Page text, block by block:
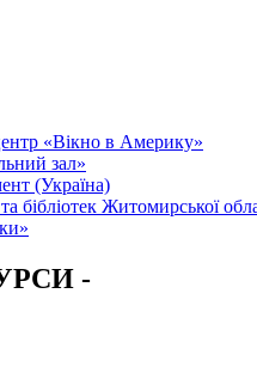
«Вікно в Америку»
зал»
(Україна)
Житомирської
-